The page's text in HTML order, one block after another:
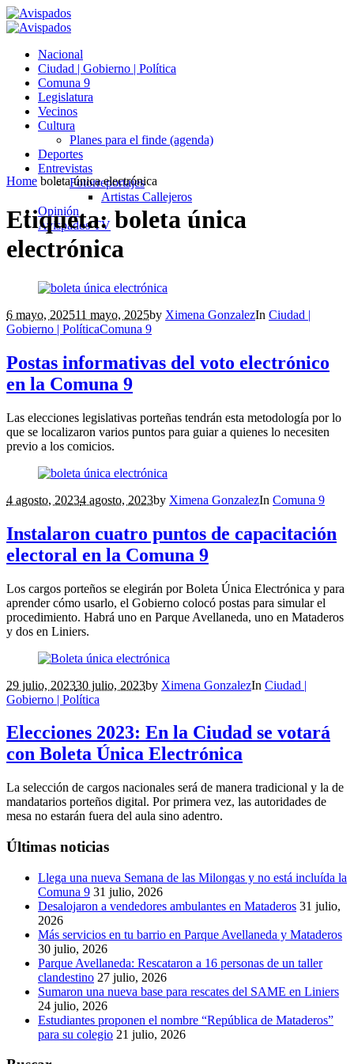
Nacional
Ciudad | Gobierno | Política
Comuna 9
Legislatura
Vecinos
Cultura
Planes para el finde (agenda)
Deportes
Entrevistas
Fotorreportajes
Artistas Callejeros
Opinión
Avispados TV
Home boleta única electrónica
Etiqueta:boleta única
electrónica
6 mayo, 202511 mayo, 2025by Ximena GonzalezIn Ciudad |
Gobierno | PolíticaComuna 9
Postas informativas del voto electrónico
en la Comuna 9
Las elecciones legislativas porteñas tendrán esta metodología por lo
que se localizaron varios puntos para guiar a quienes lo necesiten
previo a los comicios.
4 agosto, 20234 agosto, 2023by Ximena GonzalezIn Comuna 9
Instalaron cuatro puntos de capacitación
electoral en la Comuna 9
Los cargos porteños se elegirán por Boleta Única Electrónica y para
aprender cómo usarlo, el Gobierno colocó postas para simular el
procedimiento. Habrá uno en Parque Avellaneda, uno en Mataderos
y dos en Liniers.
29 julio, 202330 julio, 2023by Ximena GonzalezIn Ciudad |
Gobierno | Política
Elecciones 2023: En la Ciudad se votará
con Boleta Única Electrónica
La selección de cargos nacionales será de manera tradicional y la de
mandatarios porteños digital. Por primera vez, las autoridades de
mesa no estarán fuera del aula sino adentro.
Últimas noticias
Llega una nueva Semana de las Milongas y no está incluída la
Comuna 9 31 julio, 2026
Desalojaron a vendedores ambulantes en Mataderos 31 julio,
2026
Más servicios en tu barrio en Parque Avellaneda y Mataderos
30 julio, 2026
Parque Avellaneda: Rescataron a 16 personas de un taller
clandestino 27 julio, 2026
Sumaron una nueva base para rescates del SAME en Liniers
24 julio, 2026
Estudiantes proponen el nombre “República de Mataderos”
para su colegio 21 julio, 2026